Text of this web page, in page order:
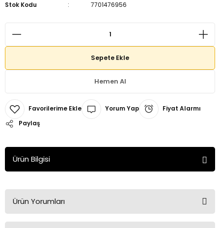
Stok Kodu
7701476956
Sepete Ekle
Hemen Al
Yorum Yap
Fiyat Alarmı
Paylaş
Ürün Bilgisi
Ürün Yorumları